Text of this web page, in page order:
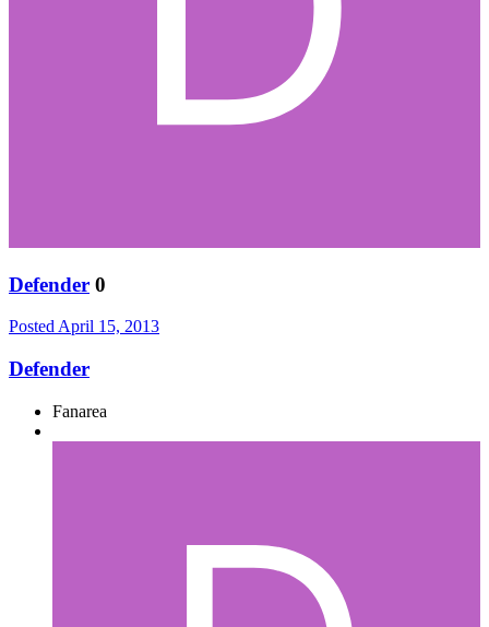
Defender 0
PostedApril 15, 2013
Defender
Fanarea